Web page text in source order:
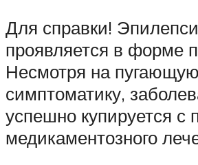
Для справки!
проявляется в форме
Несмотря на пугающую
симптоматику,
успешно купируется
медикаментозного